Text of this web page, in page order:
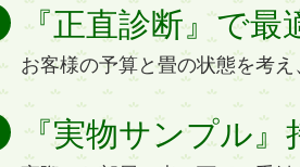
『正直診断』で最
お客様の予算と畳の状態を考え
『実物サンプル